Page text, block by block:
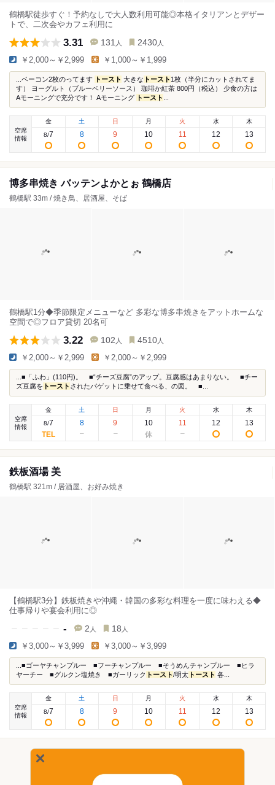
鶴橋駅徒歩すぐ！予約なしで大人数利用可能◎本格イタリアンとデザー
トで、二次会やカフェ利用に
3.31 131 人 2430 人
￥2,000～￥2,999 ￥1,000～￥1,999
...ベーコン2枚のってます トースト 大きな トースト 1枚（半分にカットされてま
す） ヨーグルト（ブルーベリーソース） 珈琲か紅茶 800円（税込） 少食の方は
Aモーニングで充分です！ Aモーニング
トースト
空席
情報
金
8/7
土
8
日
9
月
10
火
11
水
12
木
13
博多串焼き バッテンよかとぉ 鶴橋店
鶴橋駅 33m / 焼き鳥、居酒屋、そば
鶴橋駅1分◆季節限定メニューなど 多彩な博多串焼きをアットホームな
空間で◎フロア貸切 20名可
3.22 102 人 4510 人
￥2,000～￥2,999 ￥2,000～￥2,999
...■「ふわ」(110円)。 ■“チーズ豆腐”のアップ。豆腐感はあまりない。 ■チー
ズ豆腐を トースト されたバゲットに乗せて食べる、の図。 ■...
空席
情報
金
8/7
土
8
日
9
月
10
火
11
水
12
木
13
鉄板酒場 美
鶴橋駅 321m / 居酒屋、お好み焼き
【鶴橋駅3分】鉄板焼きや沖縄・韓国の多彩な料理を一度に味わえる◆
仕事帰りや宴会利用に◎
- 2 人 18 人
￥3,000～￥3,999 ￥3,000～￥3,999
...■ゴーヤチャンプルー ■フーチャンプルー ■そうめんチャンプルー ■ヒラ
ヤーチー ■グルクン塩焼き ■ガーリック トースト/明太 トースト 各...
空席
情報
金
8/7
土
8
日
9
月
10
火
11
水
12
木
13